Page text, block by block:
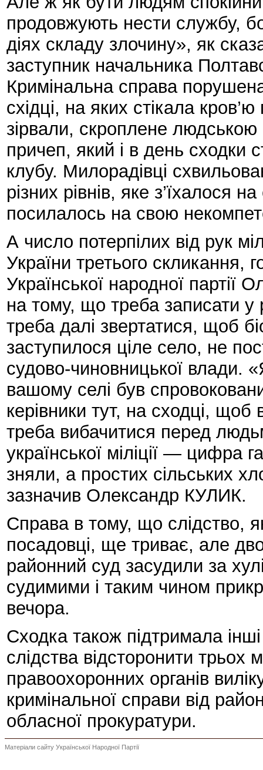
продовжують нести службу,
діях складу злочину», як
заступник начальника
Кримінальна справа
східці, на яких стікала
зірвали, скроплене
причеп, який і в день сходки
клубу. Милорадівці
різних рівнів, яке з’їхалося
посилалось на свою
А число потерпілих від рук
України третього скликання,
Української народної партії
на тому, що треба записати у
треба далі звертатися, щоб
заступилося ціле село, не
судово-чиновницької влади.
вашому селі був
керівники тут, на сходці, щоб
треба вибачитися перед
української міліції —
зняли, а простих сільських
зазначив Олександр КУЛИК.
Справа в тому, що слідство,
посадовці, ще триває, але
районний суд засудили за
судимими і таким чином
вечора.
Сходка також підтримала
слідства відсторонити трьох
правоохоронних органів
кримінальної справи від
обласної прокуратури.
Матеріали сайту Української Народної Партії